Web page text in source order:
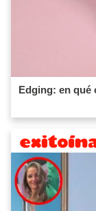
Edging: en qué